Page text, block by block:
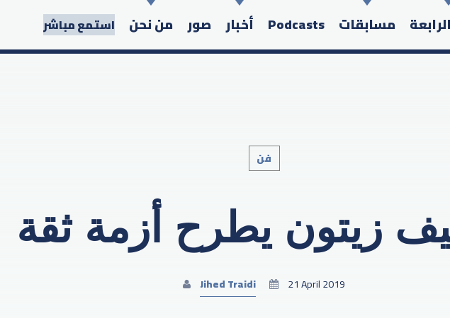
مسابقات Podcasts أخبار صور من نحن استمع مباشر
Search in the website:
فن
زيتون يطرح أزمة ثقة
Jihed Traidi 21 April 2019